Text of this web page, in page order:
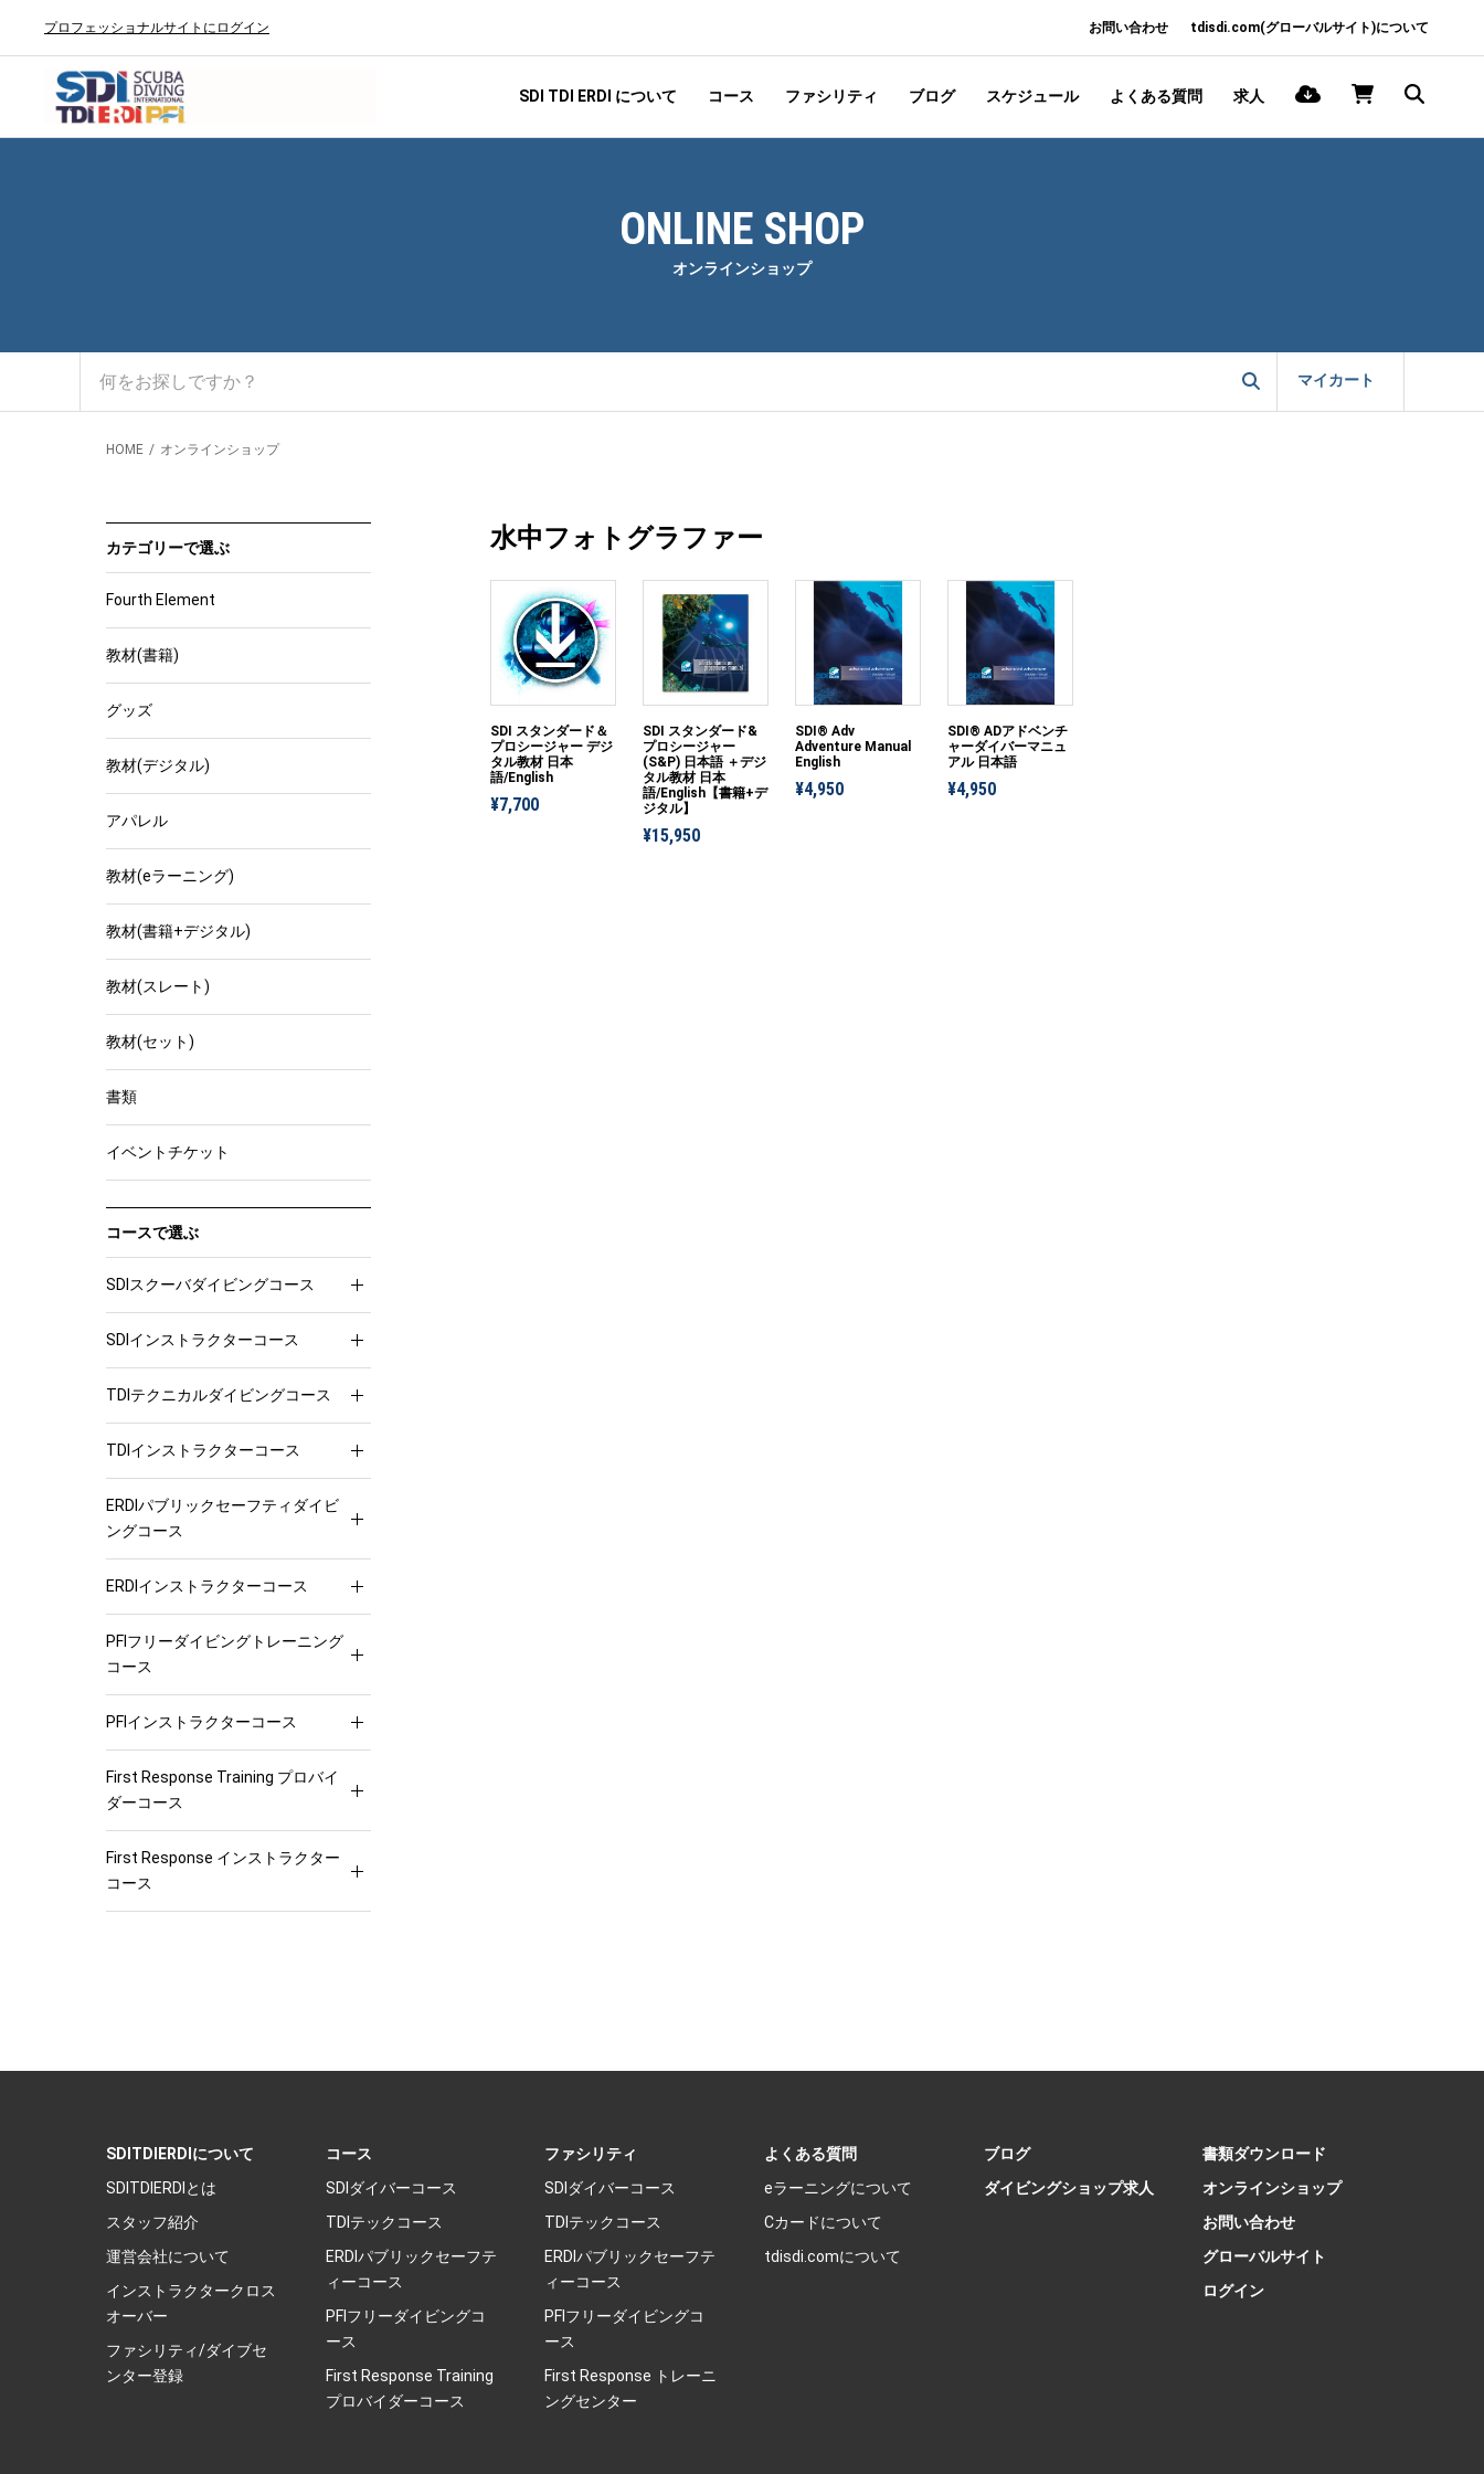
プロフェッショナルサイトにログイン お問い合わせ tdisdi.com(グローバルサイト)について
SDI TDI ERDI について コース ファシリティ ブログ スケジュール よくある質問 求人
ONLINE SHOP
オンラインショップ
マイカート
HOME オンラインショップ
カテゴリーで選ぶ
Fourth Element
教材(書籍)
グッズ
教材(デジタル)
アパレル
教材(eラーニング)
教材(書籍+デジタル)
教材(スレート)
教材(セット)
書類
イベントチケット
コースで選ぶ
SDIスクーバダイビングコース
SDIインストラクターコース
TDIテクニカルダイビングコース
TDIインストラクターコース
ERDIパブリックセーフティダイビ
ングコース
ERDIインストラクターコース
PFIフリーダイビングトレーニング
コース
PFIインストラクターコース
First Response Training プロバイ
ダーコース
First Response インストラクター
コース
水中フォトグラファー
SDI スタンダード＆
プロシージャー デジ
タル教材 日本
語/English
¥7,700
SDI スタンダード&
プロシージャー
(S&P) 日本語 ＋デジ
タル教材 日本
語/English【書籍+デ
ジタル】
¥15,950
SDI® Adv
Adventure Manual
English
¥4,950
SDI® ADアドベンチ
ャーダイバーマニュ
アル 日本語
¥4,950
SDITDIERDIについて
SDITDIERDIとは
スタッフ紹介
運営会社について
インストラクタークロス
オーバー
ファシリティ/ダイブセ
ンター登録
コース
SDIダイバーコース
TDIテックコース
ERDIパブリックセーフテ
ィーコース
PFIフリーダイビングコ
ース
First Response Training
プロバイダーコース
ファシリティ
SDIダイバーコース
TDIテックコース
ERDIパブリックセーフテ
ィーコース
PFIフリーダイビングコ
ース
First Response トレーニ
ングセンター
よくある質問
eラーニングについて
Cカードについて
tdisdi.comについて
ブログ
ダイビングショップ求人
書類ダウンロード
オンラインショップ
お問い合わせ
グローバルサイト
ログイン